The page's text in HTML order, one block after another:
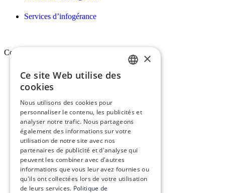
Services d’infogérance
Conex
Qui sommes-nous ?
Vision, mission & valeurs
Nos engagements
Le groupe Conex
Recrutement
×
Ce site Web utilise des
cookies
Nous utilisons des cookies pour
personnaliser le contenu, les publicités et
analyser notre trafic. Nous partageons
également des informations sur votre
utilisation de notre site avec nos
partenaires de publicité et d'analyse qui
peuvent les combiner avec d'autres
informations que vous leur avez fournies ou
qu'ils ont collectées lors de votre utilisation
de leurs services. Politique de